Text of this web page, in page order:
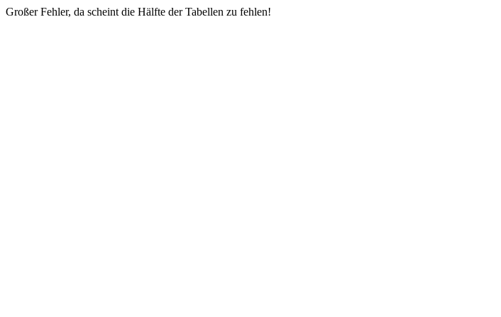
Großer Fehler, da scheint die Hälfte der Tabellen zu fehlen!